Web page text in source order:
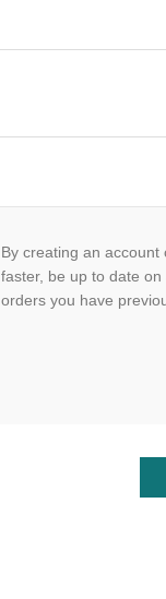
By creating an
faster, be up to date
orders you have